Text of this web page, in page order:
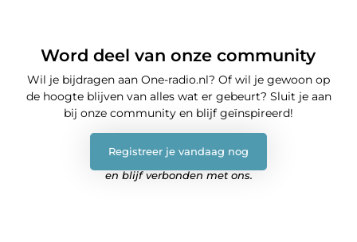
Word deel van onze community
Wil je bijdragen aan One-radio.nl? Of wil je gewoon op
de hoogte blijven van alles wat er gebeurt? Sluit je aan
bij onze community en blijf geïnspireerd!
Registreer je vandaag nog
en blijf verbonden met ons.